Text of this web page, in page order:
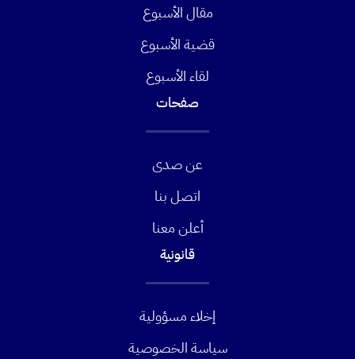
مقال الأسبوع
قضية الأسبوع
لقاء الأسبوع
صفحات
عن صدى
اتصل بنا
أعلن معنا
قانونية
إخلاء مسؤولية
سياسة الخصوصية